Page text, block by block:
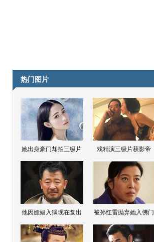
热门图片
她出身豪门却拍三级片 戏精演三级片获影帝
他因嫖娼入狱现在复出 被孙红雷抛弃她入佛门